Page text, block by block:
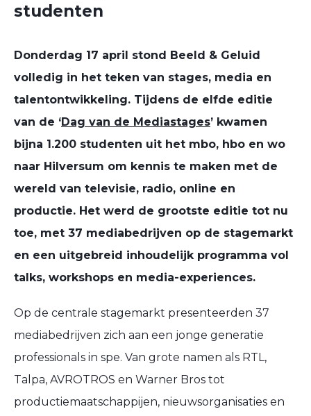
studenten
Donderdag 17 april stond Beeld & Geluid
volledig in het teken van stages, media en
talentontwikkeling. Tijdens de elfde editie
van de ‘Dag van de Mediastages’ kwamen
bijna 1.200 studenten uit het mbo, hbo en wo
naar Hilversum om kennis te maken met de
wereld van televisie, radio, online en
productie. Het werd de grootste editie tot nu
toe, met 37 mediabedrijven op de stagemarkt
en een uitgebreid inhoudelijk programma vol
talks, workshops en media-experiences.
Op de centrale stagemarkt presenteerden 37
mediabedrijven zich aan een jonge generatie
professionals in spe. Van grote namen als RTL,
Talpa, AVROTROS en Warner Bros tot
productiemaatschappijen, nieuwsorganisaties en